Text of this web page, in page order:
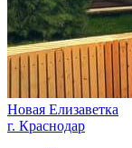
Новая Елизаветка
г. Краснодар